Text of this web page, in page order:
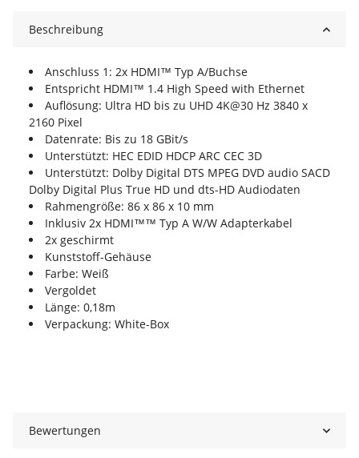
Beschreibung
Anschluss 1: 2x HDMI™ Typ A/Buchse
Entspricht HDMI™ 1.4 High Speed with Ethernet
Auflösung: Ultra HD bis zu UHD 4K@30 Hz 3840 x
2160 Pixel
Datenrate: Bis zu 18 GBit/s
Unterstützt: HEC EDID HDCP ARC CEC 3D
Unterstützt: Dolby Digital DTS MPEG DVD audio SACD
Dolby Digital Plus True HD und dts-HD Audiodaten
Rahmengröße: 86 x 86 x 10 mm
Inklusiv 2x HDMI™™ Typ A W/W Adapterkabel
2x geschirmt
Kunststoff-Gehäuse
Farbe: Weiß
Vergoldet
Länge: 0,18m
Verpackung: White-Box
Bewertungen